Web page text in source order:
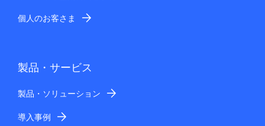
個人のお客さま
製品・サービス
製品・ソリューション
導入事例